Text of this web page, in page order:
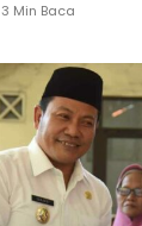
3 Min Baca